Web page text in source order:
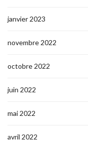
janvier 2023
novembre 2022
octobre 2022
juin 2022
mai 2022
avril 2022